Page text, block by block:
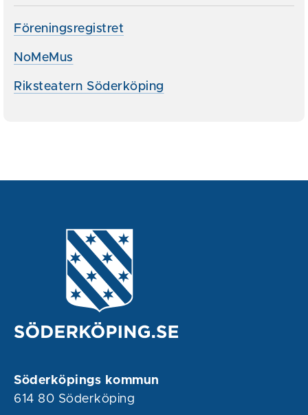
Föreningsregistret
NoMeMus
Riksteatern Söderköping
Söderköpings kommun
614 80 Söderköping